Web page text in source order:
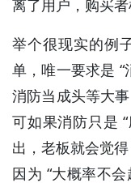
离了用户，购买者
举个很现实的例
单，唯一要求是
消防当成头等大
可如果消防只是
出，老板就会觉
因为 “大概率不